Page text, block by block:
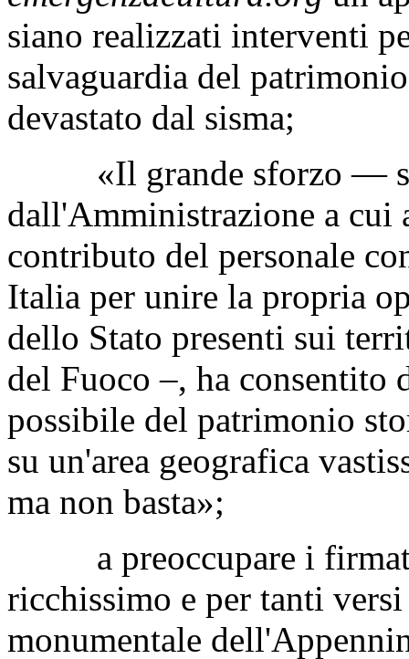
un gruppo di storici
attraverso
emergenzacultura.org
siano realizzati interventi
salvaguardia del
devastato dal sisma;
«Il grande sforzo — si
dall'Amministrazione a cui
contributo del personale
Italia per unire la propria
dello Stato presenti sui
del Fuoco –, ha consentito
possibile del patrimonio
su un'area geografica
ma non basta»;